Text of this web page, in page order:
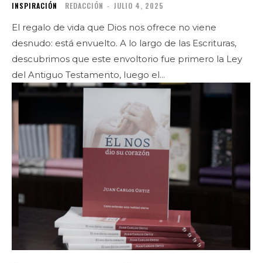
INSPIRACIÓN REDACCIÓN - JULIO 4, 2025
El regalo de vida que Dios nos ofrece no viene
desnudo: está envuelto. A lo largo de las Escrituras,
descubrimos que este envoltorio fue primero la Ley
del Antiguo Testamento, luego el...